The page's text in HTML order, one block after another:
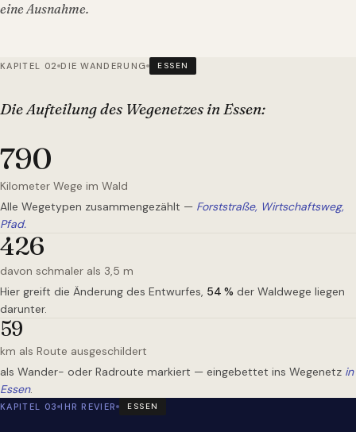
eine Ausnahme.
KAPITEL 02 DIE WANDERUNG ESSEN
Die Aufteilung des Wegenetzes in Essen:
790
Kilometer Wege im Wald
Alle Wegetypen zusammengezählt — Forststraße, Wirtschaftsweg,
Pfad.
426
davon schmaler als 3,5 m
Hier greift die Änderung des Entwurfes, 54 % der Waldwege liegen
darunter.
59
km als Route ausgeschildert
als Wander- oder Radroute markiert — eingebettet ins Wegenetz in
Essen.
KAPITEL 03 IHR REVIER ESSEN